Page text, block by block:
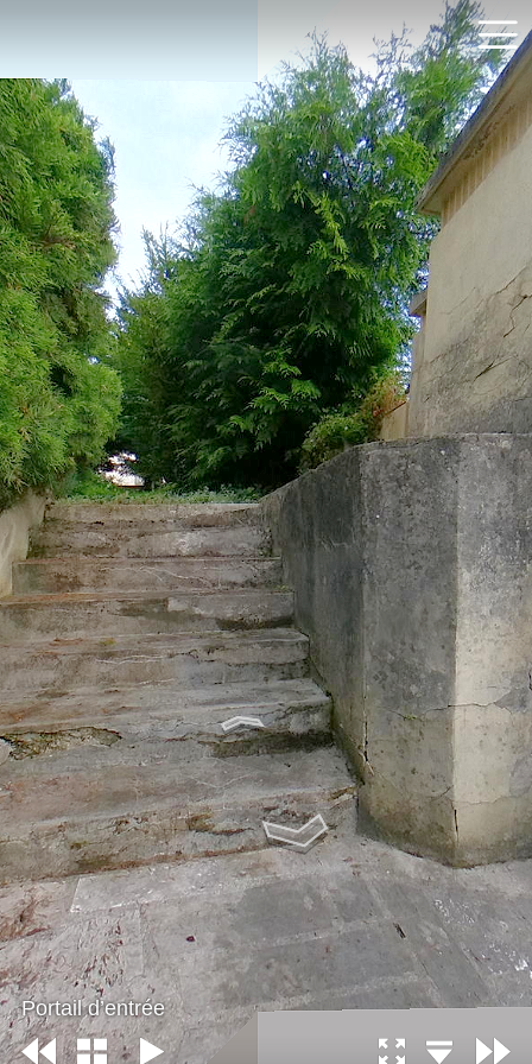
Portail d’entrée